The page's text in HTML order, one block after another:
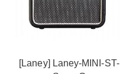
[Laney] Laney-MINI-ST-